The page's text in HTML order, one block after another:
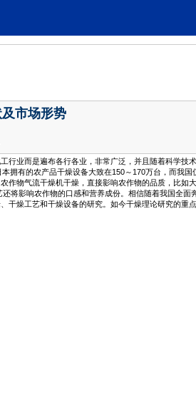
市场形势
行业而是遍布各行各业，非常广泛，并且随着科学技
拥有的农产品干燥设备大致在150～170万台，而我
作物气流干燥机干燥，直接影响农作物的品质，比如
影响农作物的口感和营养成份。相信随着我国全面
干燥工艺和干燥设备的研究。如今干燥理论研究的重